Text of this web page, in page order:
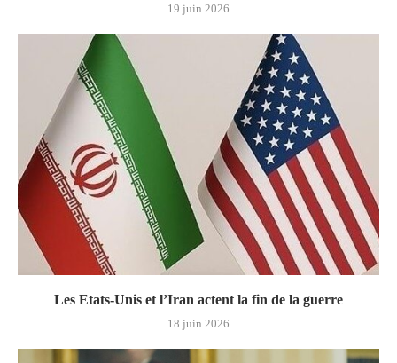
19 juin 2026
Les Etats-Unis et l’Iran actent la fin de la guerre
18 juin 2026